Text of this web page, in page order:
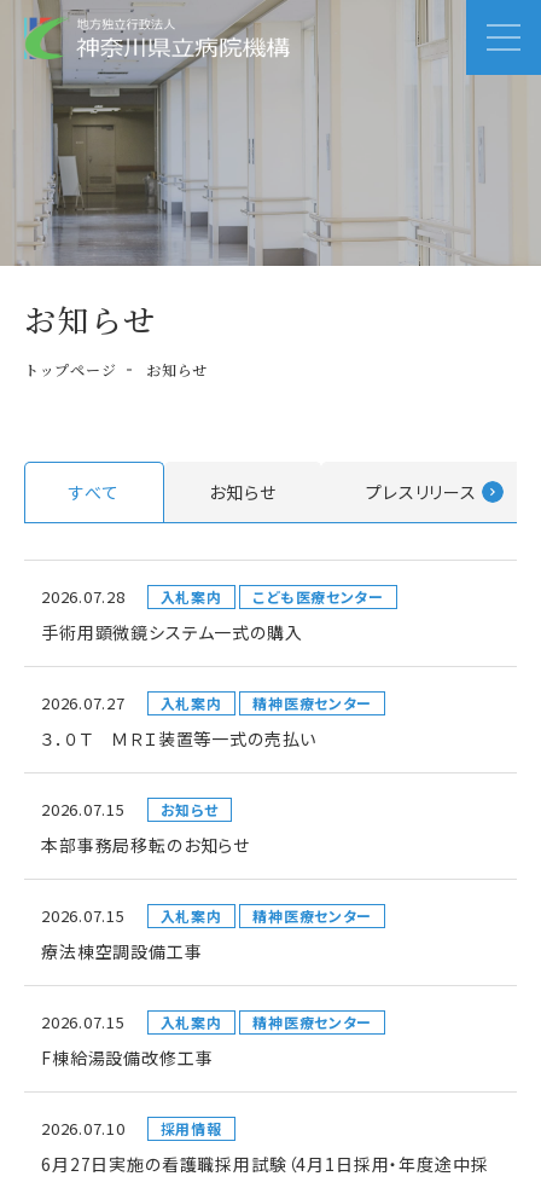
お知らせ
トップページ お知らせ
すべて お知らせ プレスリリース
2026.07.28 入札案内 こども医療センター
手術用顕微鏡システム一式の購入
2026.07.27 入札案内 精神医療センター
３．０Ｔ ＭＲＩ装置等一式の売払い
2026.07.15 お知らせ
本部事務局移転のお知らせ
2026.07.15 入札案内 精神医療センター
療法棟空調設備工事
2026.07.15 入札案内 精神医療センター
F棟給湯設備改修工事
2026.07.10 採用情報
6月27日実施の看護職採用試験（4月1日採用・年度途中採